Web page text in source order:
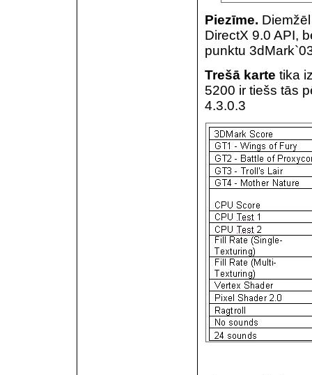
Piezīme.
DirectX 9.0 API,
punktu
Trešā karte tika
5200 ir tiešs tās
4.3.0.3